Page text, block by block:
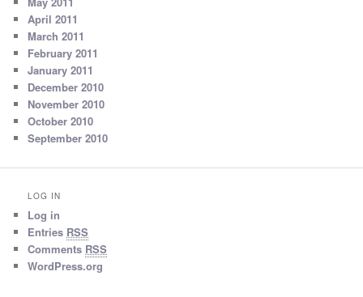
April 2011
March 2011
February 2011
January 2011
December 2010
November 2010
October 2010
September 2010
LOG IN
Log in
Entries RSS
Comments RSS
WordPress.org